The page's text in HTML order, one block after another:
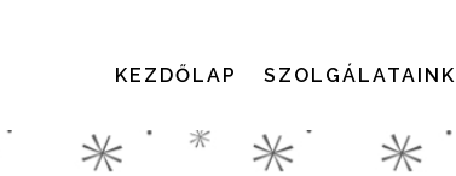
KEZDŐLAP SZOLGÁLATAINK